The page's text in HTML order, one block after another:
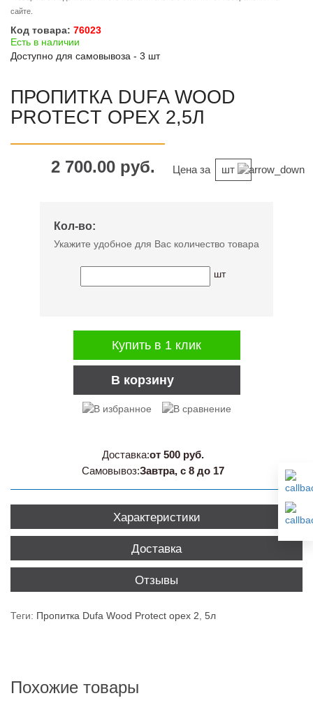
сайте.
Код товара: 76023
Есть в наличии
Доступно для самовывоза - 3 шт
ПРОПИТКА DUFA WOOD
PROTECT ОРЕХ 2,5Л
2 700.00 руб. Цена за шт
Кол-во:
Укажите удобное для Вас количество товара
шт
В корзину
Купить в 1 клик
Доставка:от 500 руб.
Самовывоз:Завтра, с 8 до 17
Характеристики
Доставка
Отзывы
Теги: Пропитка Dufa Wood Protect орех 2, 5л
Похожие товары